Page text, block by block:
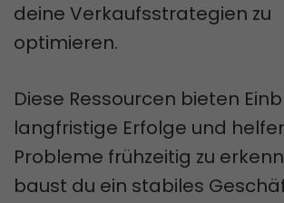
deine Verkaufsstrategien zu
optimieren.
Diese Ressourcen bieten
langfristige Erfolge und
Probleme frühzeitig zu
baust du ein stabiles